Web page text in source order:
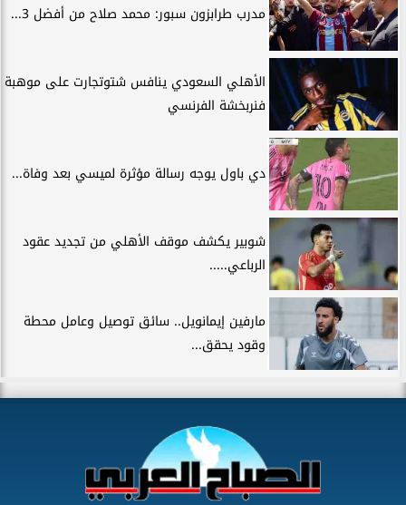
مدرب طرابزون سبور: محمد صلاح من أفضل 3...
الأهلي السعودي ينافس شتوتجارت على موهبة
فنربخشة الفرنسي
دي باول يوجه رسالة مؤثرة لميسي بعد وفاة...
شوبير يكشف موقف الأهلي من تجديد عقود
الرباعي.....
مارفين إيمانويل.. سائق توصيل وعامل محطة
وقود يحقق...